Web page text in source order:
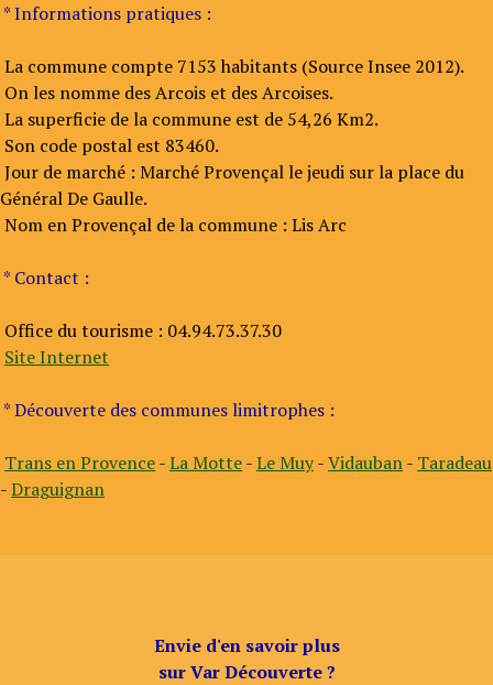
* Informations pratiques :
La commune compte 7153 habitants (Source Insee 2012).
On les nomme des Arcois et des Arcoises.
La superficie de la commune est de 54,26 Km2.
Son code postal est 83460.
Jour de marché : Marché Provençal le jeudi sur la place du
Général De Gaulle.
Nom en Provençal de la commune : Lis Arc
* Contact :
Office du tourisme : 04.94.73.37.30
Site Internet
* Découverte des communes limitrophes :
Trans en Provence-La Motte-Le Muy-Vidauban- Taradeau
-Draguignan
Envie d'en savoir plus
sur Var Découverte ?